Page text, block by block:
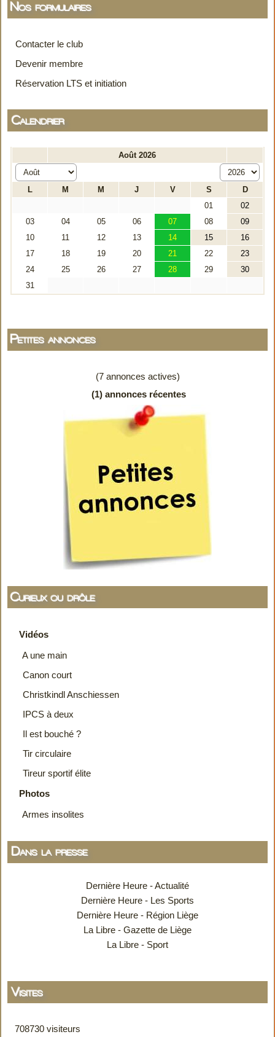
Nos formulaires
Contacter le club
Devenir membre
Réservation LTS et initiation
Calendrier
Petites annonces
(7 annonces actives)
(1) annonces récentes
Curieux ou drôle
Vidéos
A une main
Canon court
Christkindl Anschiessen
IPCS à deux
Il est bouché ?
Tir circulaire
Tireur sportif élite
Photos
Armes insolites
Dans la presse
Dernière Heure - Actualité
Dernière Heure - Les Sports
Dernière Heure - Région Liège
La Libre - Gazette de Liège
La Libre - Sport
Visites
708730 visiteurs